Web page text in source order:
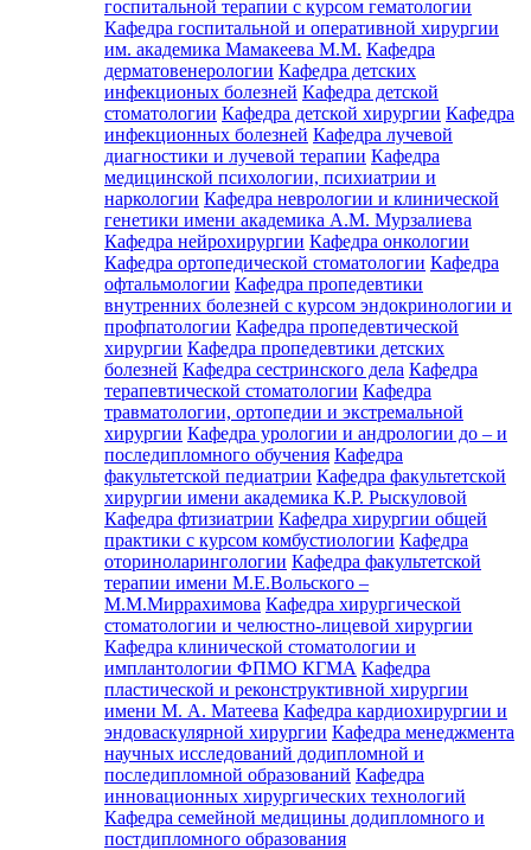
госпитальной терапии с курсом гематологии
Кафедра госпитальной и оперативной хирургии
им. академика Мамакеева М.М. Кафедра
дерматовенерологии Кафедра детских
инфекционых болезней Кафедра детской
стоматологии Кафедра детской хирургии Кафедра
инфекционных болезней Кафедра лучевой
диагностики и лучевой терапии Кафедра
медицинской психологии, психиатрии и
наркологии Кафедра неврологии и клинической
генетики имени академика А.М. Мурзалиева
Кафедра нейрохирургии Кафедра онкологии
Кафедра ортопедической стоматологии Кафедра
офтальмологии Кафедра пропедевтики
внутренних болезней с курсом эндокринологии и
профпатологии Кафедра пропедевтической
хирургии Кафедра пропедевтики детских
болезней Кафедра сестринского дела Кафедра
терапевтической стоматологии Кафедра
травматологии, ортопедии и экстремальной
хирургии Кафедра урологии и андрологии до – и
последипломного обучения Кафедра
факультетской педиатрии Кафедра факультетской
хирургии имени академика К.Р. Рыскуловой
Кафедра фтизиатрии Кафедра хирургии общей
практики с курсом комбустиологии Кафедра
оториноларингологии Кафедра факультетской
терапии имени М.Е.Вольского –
М.М.Миррахимова Кафедра хирургической
стоматологии и челюстно-лицевой хирургии
Кафедра клинической стоматологии и
имплантологии ФПМО КГМА Кафедра
пластической и реконструктивной хирургии
имени М. А. Матеева Кафедра кардиохирургии и
эндоваскулярной хирургии Кафедра менеджмента
научных исследований додипломной и
последипломной образований Кафедра
инновационных хирургических технологий
Кафедра семейной медицины додипломного и
постдипломного образования